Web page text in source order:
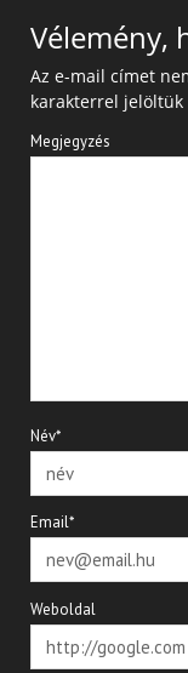
Vélemény,
Az e-mail címet
karakterrel jelöltük
Megjegyzés
Név*
Email*
Weboldal